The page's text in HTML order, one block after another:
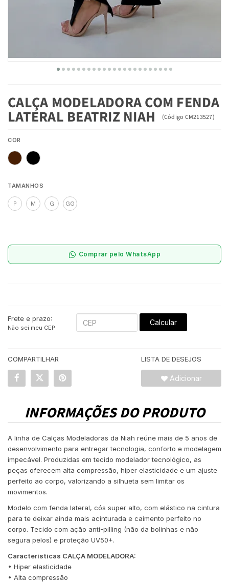
CALÇA MODELADORA COM FENDA
LATERAL BEATRIZ NIAH (Código CM213527)
COR
TAMANHOS
P M G GG
Comprar pelo WhatsApp
Frete e prazo:
Não sei meu CEP
Calcular
COMPARTILHAR LISTA DE DESEJOS
Adicionar
INFORMAÇÕES DO PRODUTO
A linha de Calças Modeladoras da Niah reúne mais de 5 anos de
desenvolvimento para entregar tecnologia, conforto e modelagem
impecável. Produzidas em tecido modelador tecnológico, as
peças oferecem alta compressão, hiper elasticidade e um ajuste
perfeito ao corpo, valorizando a silhueta sem limitar os
movimentos.
Modelo com fenda lateral, cós super alto, com elástico na cintura
para te deixar ainda mais acinturada e caimento perfeito no
corpo. Tecido com ação anti-pilling (não da bolinhas e não
segura pelos) e proteção UV50+.
Características CALÇA MODELADORA:
• Hiper elasticidade
• Alta compressão